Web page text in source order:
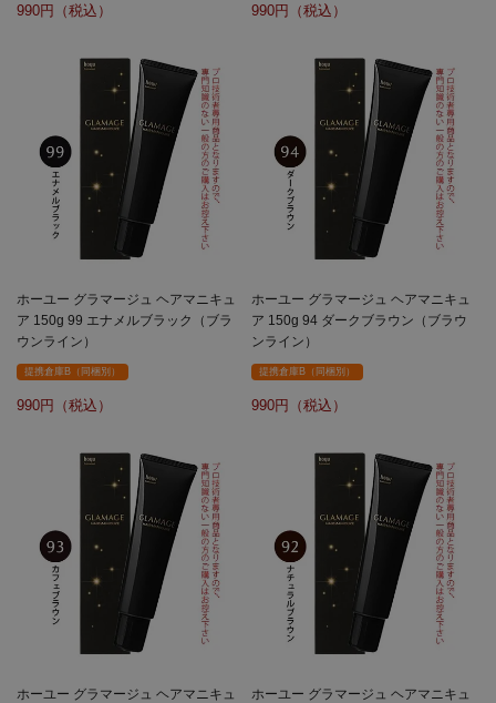
990 990
ホーユー グラマージュ ヘアマニキュ
ア 150g 99 エナメルブラック（ブラ
ウンライン）
提携倉庫B（同梱別）
990
ホーユー グラマージュ ヘアマニキュ
ア 150g 94 ダークブラウン（ブラウ
ンライン）
提携倉庫B（同梱別）
990
ホーユー グラマージュ ヘアマニキュ
ホーユー グラマージュ ヘアマニキュ